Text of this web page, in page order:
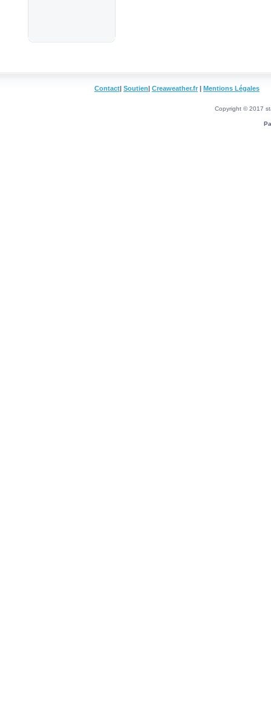
Contact| Soutien| Creaweather.fr | Mentions Légales
Copyright © 2017